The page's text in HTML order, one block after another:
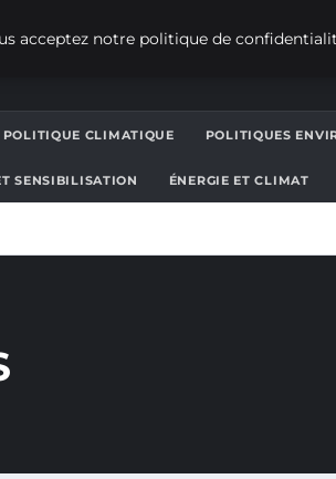
POLITIQUE CLIMATIQUE POLITIQUES
SENSIBILISATION ÉNERGIE ET CLIMAT
acceptez notre politique de